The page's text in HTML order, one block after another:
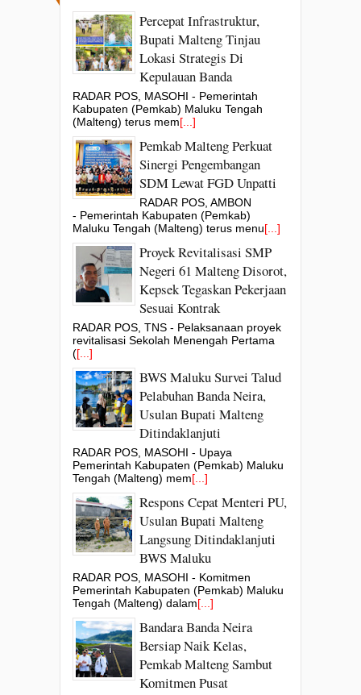
Percepat Infrastruktur,
Bupati Malteng Tinjau
Lokasi Strategis Di
Kepulauan Banda
RADAR POS, MASOHI - Pemerintah
Kabupaten (Pemkab) Maluku Tengah
(Malteng) terus mem[...]
Pemkab Malteng Perkuat
Sinergi Pengembangan
SDM Lewat FGD Unpatti
RADAR POS, AMBON
- Pemerintah Kabupaten (Pemkab)
Maluku Tengah (Malteng) terus menu[...]
Proyek Revitalisasi SMP
Negeri 61 Malteng Disorot,
Kepsek Tegaskan Pekerjaan
Sesuai Kontrak
RADAR POS, TNS - Pelaksanaan proyek
revitalisasi Sekolah Menengah Pertama
([...]
BWS Maluku Survei Talud
Pelabuhan Banda Neira,
Usulan Bupati Malteng
Ditindaklanjuti
RADAR POS, MASOHI - Upaya
Pemerintah Kabupaten (Pemkab) Maluku
Tengah (Malteng) mem[...]
Respons Cepat Menteri PU,
Usulan Bupati Malteng
Langsung Ditindaklanjuti
BWS Maluku
RADAR POS, MASOHI - Komitmen
Pemerintah Kabupaten (Pemkab) Maluku
Tengah (Malteng) dalam[...]
Bandara Banda Neira
Bersiap Naik Kelas,
Pemkab Malteng Sambut
Komitmen Pusat